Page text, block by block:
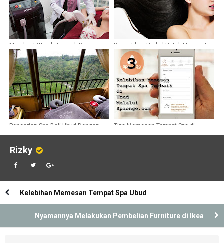
Membuat Wajah Tampak Bersinar
Dan Awet Muda Dengan Aesthetik
Clinic Surabaya
Kecantikan Herbal Untuk Merawat
Rambut Anda
Pencarian Spa Bali Ubud Dengan
Tips Memesan Tempat Spa di
Rizky
Kelebihan Memesan Tempat Spa Ubud
Nyamannya Melakukan Pembelian Furniture di Ikea